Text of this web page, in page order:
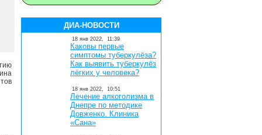
ДИА-НОВОСТИ
18 янв 2022, 11:39
Каковы первые
симптомы туберкулёза?
Как выявить туберкулёз
лёгких у человека?
18 янв 2022, 10:51
Лечение алкоголизма в
Днепре по методике
Довженко. Клиника
«Сана»